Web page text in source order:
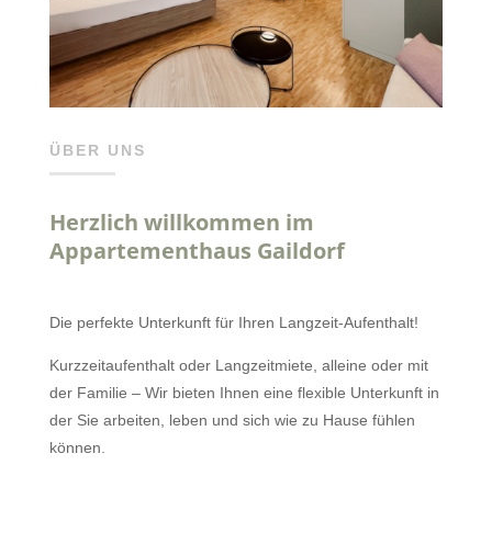
ÜBER UNS
Herzlich willkommen im
Appartementhaus Gaildorf
Die perfekte Unterkunft für Ihren Langzeit-Aufenthalt!
Kurzzeitaufenthalt oder Langzeitmiete, alleine oder mit
der Familie – Wir bieten Ihnen eine flexible Unterkunft in
der Sie arbeiten, leben und sich wie zu Hause fühlen
können.